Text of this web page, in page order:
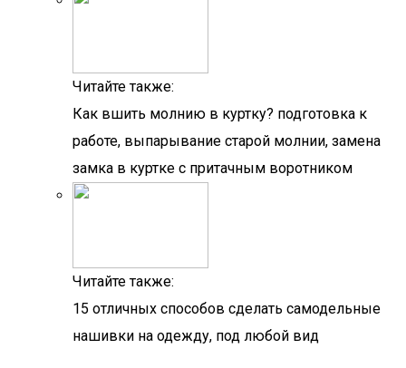
Читайте также:
Как вшить молнию в куртку? подготовка к
работе, выпарывание старой молнии, замена
замка в куртке с притачным воротником
Читайте также:
15 отличных способов сделать самодельные
нашивки на одежду, под любой вид